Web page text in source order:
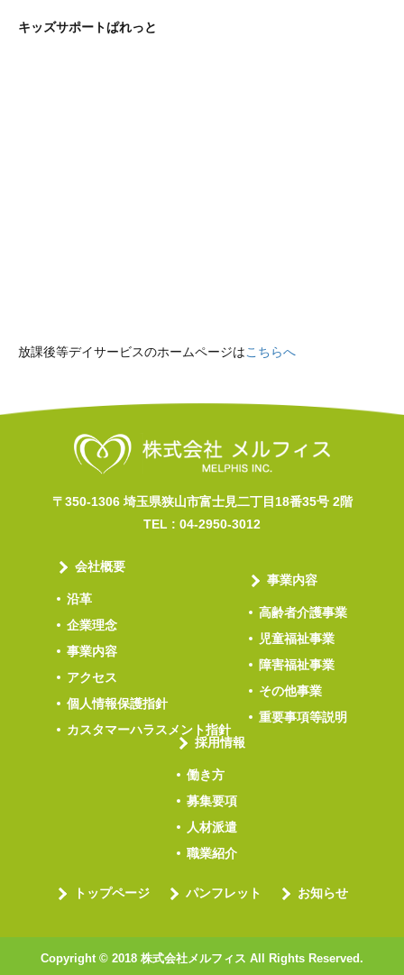
キッズサポートぱれっと
放課後等デイサービスのホームページはこちらへ
〒350-1306 埼玉県狭山市富士見二丁目18番35号 2階
TEL : 04-2950-3012
会社概要
沿革
企業理念
事業内容
アクセス
個人情報保護指針
カスタマーハラスメント指針
事業内容
高齢者介護事業
児童福祉事業
障害福祉事業
その他事業
重要事項等説明
採用情報
働き方
募集要項
人材派遣
職業紹介
トップページ パンフレット お知らせ
Copyright © 2018 株式会社メルフィス All Rights Reserved.